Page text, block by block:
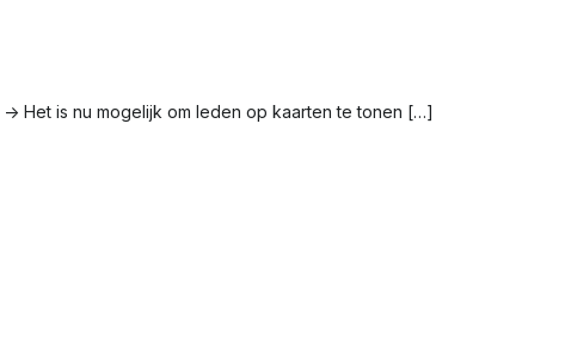
Het is nu mogelijk om leden op kaarten te tonen […]